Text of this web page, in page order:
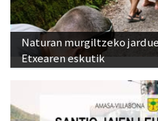
Naturan murgiltzeko
Etxearen eskutik